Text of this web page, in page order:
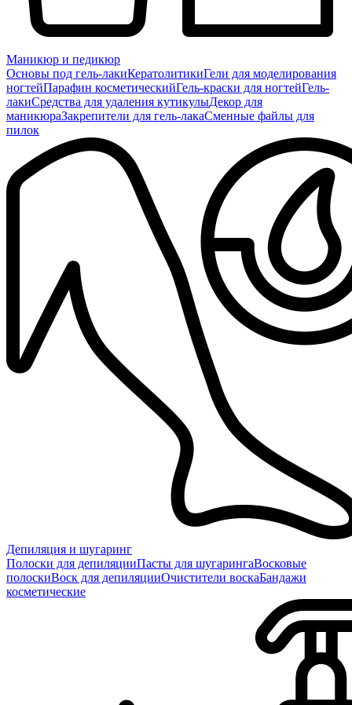
Маникюр и педикюр
Основы под гель-лакиКератолитикиГели для моделирования
ногтейПарафин косметическийГель-краски для ногтейГель-
лакиСредства для удаления кутикулыДекор для
маникюраЗакрепители для гель-лакаСменные файлы для
пилок
Депиляция и шугаринг
Полоски для депиляцииПасты для шугарингаВосковые
полоскиВоск для депиляцииОчистители воскаБандажи
косметические